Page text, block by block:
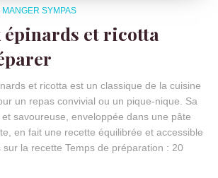
SYMPAS
épinards et ricotta
et ricotta est un classique de la cuisine
un repas convivial ou un pique-nique. Sa
savoureuse, enveloppée dans une pâte
en fait une recette équilibrée et accessible
la recette Temps de préparation : 20